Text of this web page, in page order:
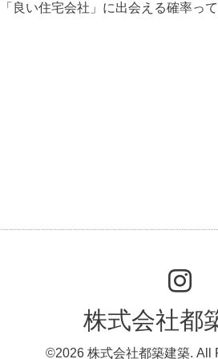
良い住宅会社」に出会える確率っ
株式会社都
©2026 株式会社都築建築. All